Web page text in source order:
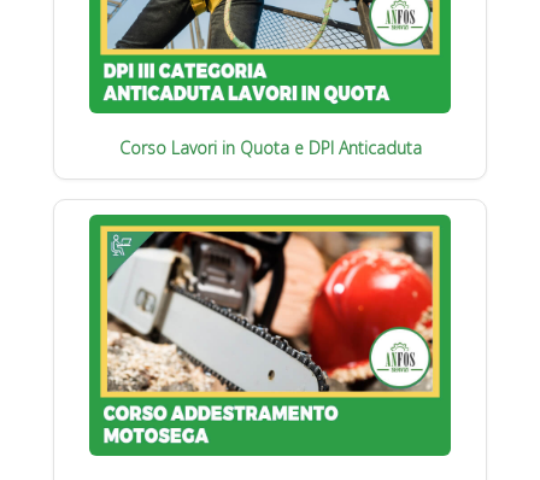
Corso Lavori in Quota e DPI Anticaduta